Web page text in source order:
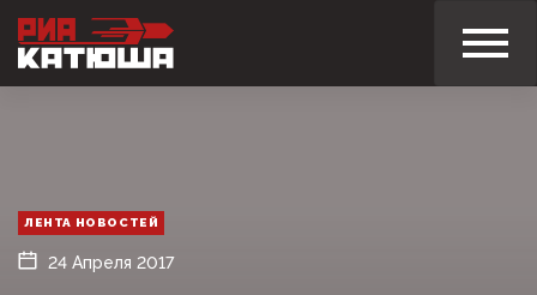
ЛЕНТА НОВОСТЕЙ
24 Апреля 2017